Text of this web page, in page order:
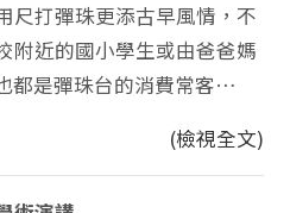
尺打彈珠更添古早風情，不
附近的國小學生或由爸爸媽
都是彈珠台的消費常客…
(檢視全文)